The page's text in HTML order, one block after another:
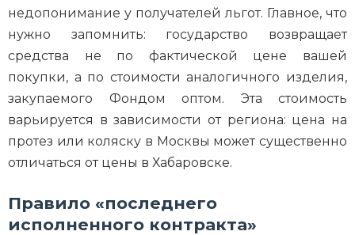
недопонимание у получателей льгот. Главное, что
нужно запомнить: государство возвращает
средства не по фактической цене вашей
покупки, а по стоимости аналогичного изделия,
закупаемого Фондом оптом. Эта стоимость
варьируется в зависимости от региона: цена на
протез или коляску в Москвы может существенно
отличаться от цены в Хабаровске.
Правило «последнего
исполненного контракта»